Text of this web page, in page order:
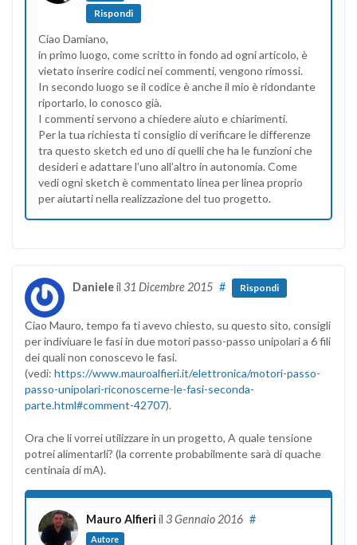
Rispondi
Ciao Damiano,
in primo luogo, come scritto in fondo ad ogni articolo, è
vietato inserire codici nei commenti, vengono rimossi.
In secondo luogo se il codice è anche il mio è ridondante
riportarlo, lo conosco già.
I commenti servono a chiedere aiuto e chiarimenti.
Per la tua richiesta ti consiglio di verificare le differenze
tra questo sketch ed uno di quelli che ha le funzioni che
desideri e adattare l’uno all’altro in autonomia. Come
vedi ogni sketch è commentato linea per linea proprio
per aiutarti nella realizzazione del tuo progetto.
Danieleil 31 Dicembre 2015 # Rispondi
Ciao Mauro, tempo fa ti avevo chiesto, su questo sito, consigli
per indiviuare le fasi in due motori passo-passo unipolari a 6 fili
dei quali non conoscevo le fasi.
(vedi: https://www.mauroalfieri.it/elettronica/motori-passo-
passo-unipolari-riconoscerne-le-fasi-seconda-
parte.html#comment-42707).
Ora che li vorrei utilizzare in un progetto, A quale tensione
potrei alimentarli? (la corrente probabilmente sarà di quache
centinaia di mA).
Mauro Alfieri il 3 Gennaio 2016
Autore
#